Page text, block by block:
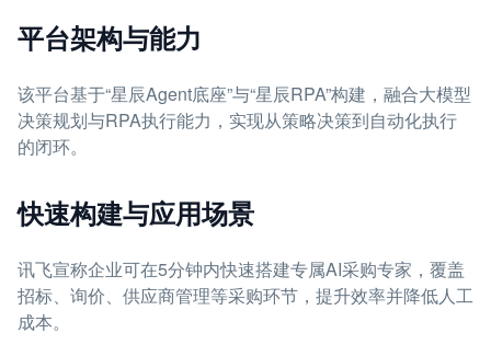
平台架构与能力
该平台基于“星辰Agent底座”与“星辰RPA”构建，融合大模型
决策规划与RPA执行能力，实现从策略决策到自动化执行
的闭环。
快速构建与应用场景
讯飞宣称企业可在5分钟内快速搭建专属AI采购专家，覆盖
招标、询价、供应商管理等采购环节，提升效率并降低人工
成本。